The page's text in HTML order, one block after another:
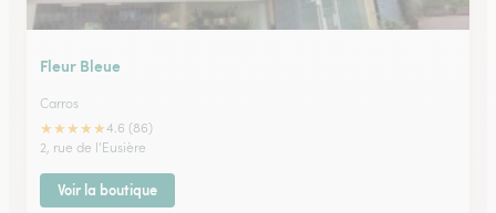
Fleur Bleue
Carros
★★★★★4.6 (86)
2, rue de l'Eusière
Voir la boutique